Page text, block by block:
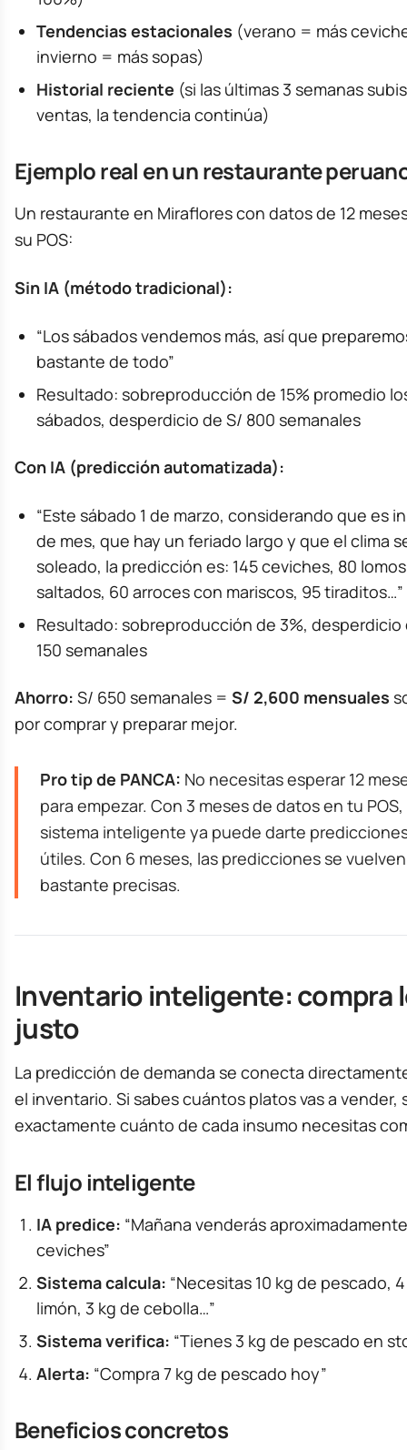
Tendencias estacionales (verano = más
invierno = más sopas)
Historial reciente (si las últimas 3 semanas
ventas, la tendencia continúa)
Ejemplo real en un restaurante
Un restaurante en Miraflores con datos de 12
su POS:
Sin IA (método tradicional):
“Los sábados vendemos más, así que
bastante de todo”
Resultado: sobreproducción de 15% promedio
sábados, desperdicio de S/ 800 semanales
Con IA (predicción automatizada):
“Este sábado 1 de marzo, considerando que es
de mes, que hay un feriado largo y que el clima
soleado, la predicción es: 145 ceviches, 80 lomos
saltados, 60 arroces con mariscos, 95 tiraditos…”
Resultado: sobreproducción de 3%, desperdicio
150 semanales
Ahorro: S/ 650 semanales = S/ 2,600 mensuales
por comprar y preparar mejor.
Pro tip de PANCA: No necesitas esperar 12
para empezar. Con 3 meses de datos en tu
sistema inteligente ya puede darte
útiles. Con 6 meses, las predicciones se vuelven
bastante precisas.
Inventario inteligente: compra
justo
La predicción de demanda se conecta
el inventario. Si sabes cuántos platos vas a vender,
exactamente cuánto de cada insumo necesitas
El flujo inteligente
IA predice: “Mañana venderás
ceviches”
Sistema calcula: “Necesitas 10 kg de pescado,
limón, 3 kg de cebolla…”
Sistema verifica: “Tienes 3 kg de pescado en
Alerta: “Compra 7 kg de pescado hoy”
Beneficios concretos